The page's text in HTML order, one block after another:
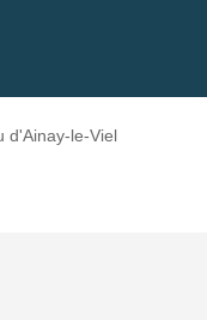
d'Ainay-le-Viel